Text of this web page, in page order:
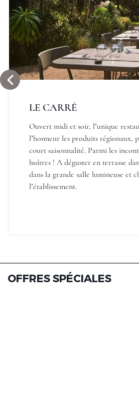
LE CARRÉ
Ouvert midi et soir, l’unique
l’honneur les produits
court saisonnalité. Parmi les
huîtres ! A déguster en terrasse
dans la grande salle lumineuse et
l’établissement.
OFFRES SPÉCIALES
Les Maisons de Tatihou,
Originals Relais
Les Maisons de Tatihou,
Originals Relais